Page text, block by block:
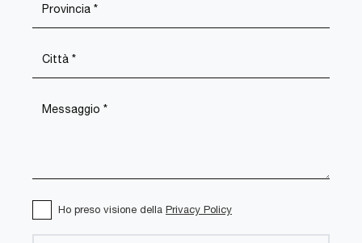
Ho preso visione della Privacy Policy